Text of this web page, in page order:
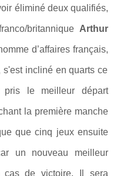
éliminé deux qualifiés,
britannique Arthur
d’affaires français,
s'est incliné en quarts ce
le meilleur départ
la première manche
que cinq jeux ensuite
un nouveau meilleur
cas de victoire. Il sera